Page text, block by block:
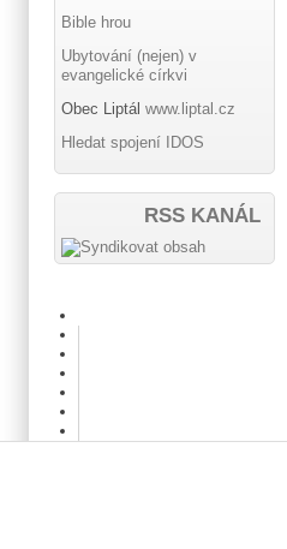
Bible hrou
Ubytování (nejen) v
evangelické církvi
Obec Liptál www.liptal.cz
Hledat spojení IDOS
RSS KANÁL